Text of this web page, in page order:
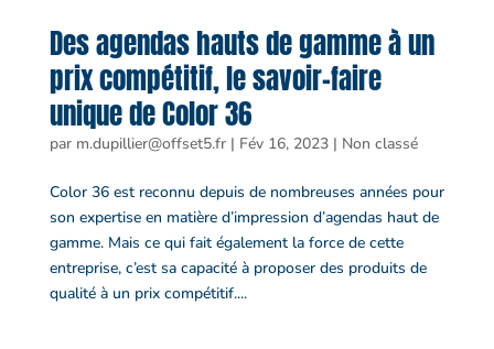
Des agendas hauts de gamme à un
prix compétitif, le savoir-faire
unique de Color 36
par m.dupillier@offset5.fr| Fév 16, 2023| Non classé
Color 36 est reconnu depuis de nombreuses années pour
son expertise en matière d’impression d’agendas haut de
gamme. Mais ce qui fait également la force de cette
entreprise, c’est sa capacité à proposer des produits de
qualité à un prix compétitif....